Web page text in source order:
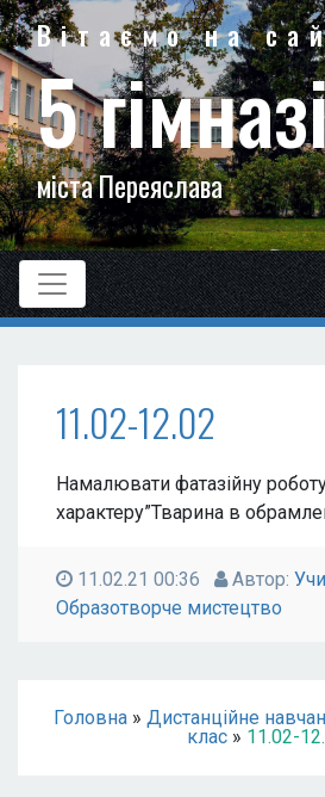
Вітаємо на
5
міста Переяслава
11.02-12.02
Намалювати фатазійну
характеру”Тварина в
11.02.21 00:36 Автор:
Образотворче мистецтво
Головна » Дистанційне
клас » 11.02-